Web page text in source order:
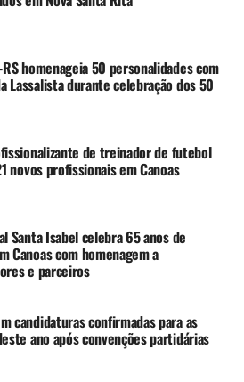
–
com intervalo de 3 meses entre
(dose única)
homenageia 50 personalidades com
Lassalista durante celebração dos 50
de treinador de futebol
novos profissionais em Canoas
Santa Isabel celebra 65 anos de
Canoas com homenagem a
e parceiros
candidaturas confirmadas para as
ano após convenções partidárias